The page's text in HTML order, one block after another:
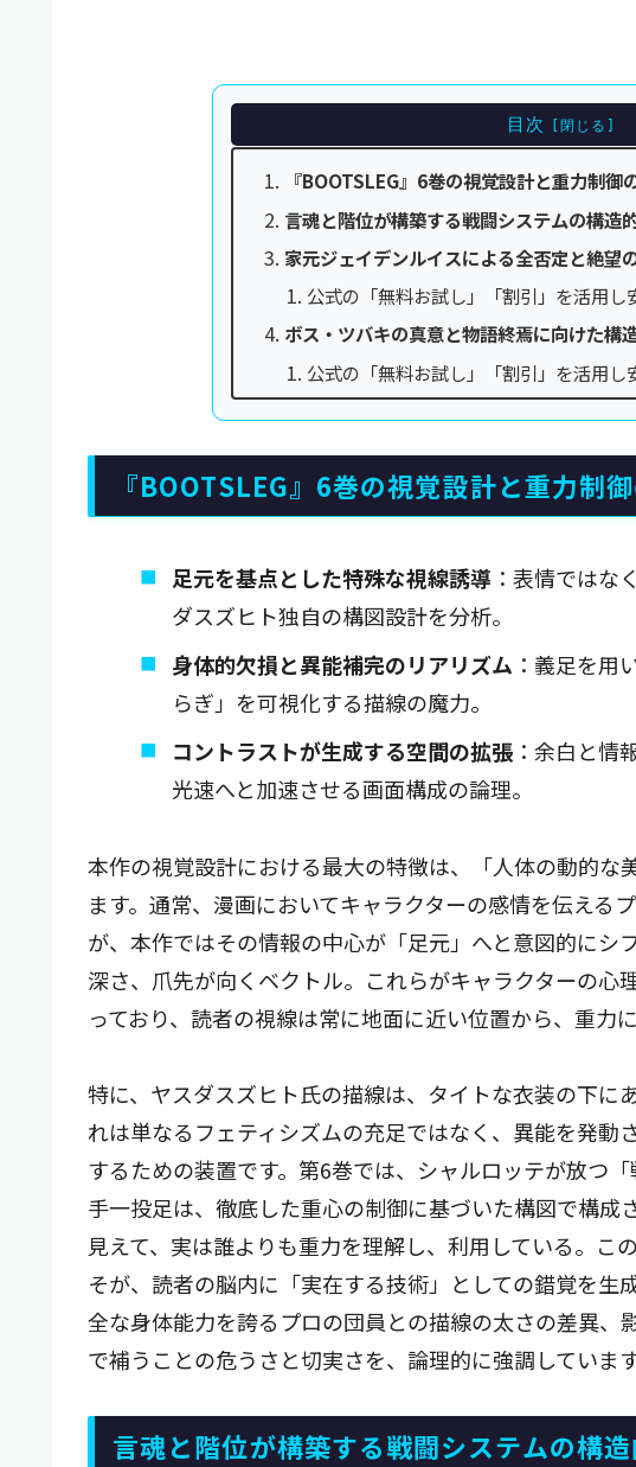
目次
『BOOTSLEG』6巻の視覚設計と重力制御
言魂と階位が構築する戦闘システムの構造
家元ジェイデンルイスによる全否定と絶望
公式の「無料お試し」「割引」を活用し
ボス・ツバキの真意と物語終焉に向けた構
公式の「無料お試し」「割引」を活用し
『BOOTSLEG』6巻の視覚設計と重力制
足元を基点とした特殊な視線誘導 ：表情ではな
ダスズヒト独自の構図設計を分析。
身体的欠損と異能補完のリアリズム ：義足を用
らぎ」を可視化する描線の魔力。
コントラストが生成する空間の拡張：余白と情
光速へと加速させる画面構成の論理。
本作の視覚設計における最大の特徴は、「人体の動的な
ます。通常、漫画においてキャラクターの感情を伝える
が、本作ではその情報の中心が「足元」へと意図的にシ
深さ、爪先が向くベクトル。これらがキャラクターの心
っており、読者の視線は常に地面に近い位置から、重
特に、ヤスダスズヒト氏の描線は、タイトな衣装の下に
れは単なるフェティシズムの充足ではなく、異能を発動
するための装置です。第6巻では、シャルロッテが放つ
手一投足は、徹底した重心の制御に基づいた構図で構成
見えて、実は誰よりも重力を理解し、利用している。こ
そが、読者の脳内に「実在する技術」としての錯覚を生
全な身体能力を誇るプロの団員との描線の太さの差異、
で補うことの危うさと切実さを、論理的に強調しています
言魂と階位が構築する戦闘システムの構